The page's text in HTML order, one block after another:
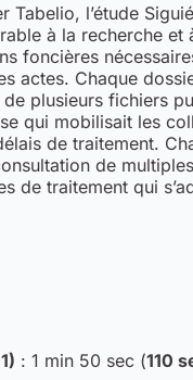
Tabelio, l’étude
à la recherche et
foncières
actes. Chaque
plusieurs fichiers
qui mobilisait les
de traitement.
de
de traitement qui
: 1 min 50 sec (110